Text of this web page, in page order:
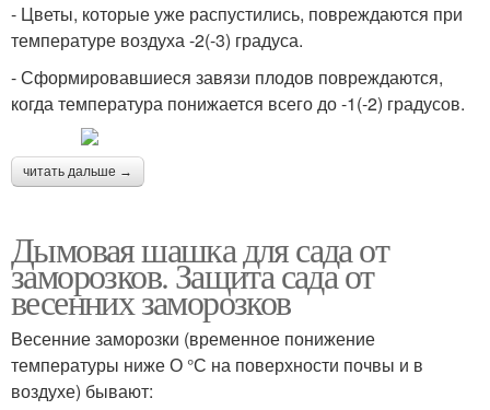
- Цветы, которые уже распустились, повреждаются при
температуре воздуха -2(-3) градуса.
- Сформировавшиеся завязи плодов повреждаются,
когда температура понижается всего до -1(-2) градусов.
читать дальше →
Дымовая шашка для сада от
заморозков. Защита сада от
весенних заморозков
Весенние заморозки (временное понижение
температуры ниже О °С на поверхности почвы и в
воздухе) бывают: